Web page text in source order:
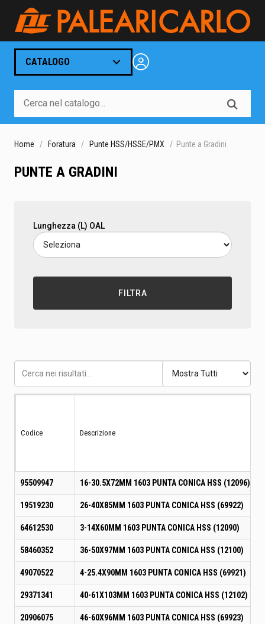
CATALOGO
Home Foratura Punte HSS/HSSE/PMX Punte a Gradini
PUNTE A GRADINI
Lunghezza (L) OAL
FILTRA
Codice Descrizione
95509947 16-30.5X72MM 1603 PUNTA CONICA HSS (12096)
19519230 26-40X85MM 1603 PUNTA CONICA HSS (69922)
64612530 3-14X60MM 1603 PUNTA CONICA HSS (12090)
58460352 36-50X97MM 1603 PUNTA CONICA HSS (12100)
49070522 4-25.4X90MM 1603 PUNTA CONICA HSS (69921)
29371341 40-61X103MM 1603 PUNTA CONICA HSS (12102)
20906075 46-60X96MM 1603 PUNTA CONICA HSS (69923)